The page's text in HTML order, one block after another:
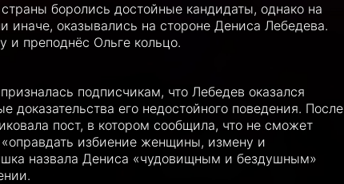
боролись достойные кандидаты, однако на
иначе, оказывались на стороне Дениса Лебедева.
и преподнёс Ольге кольцо.
подписчикам, что Лебедев оказался
доказательства его недостойного поведения. После
пост, в котором сообщила, что не сможет
избиение женщины, измену и
назвала Дениса «чудовищным и бездушным»